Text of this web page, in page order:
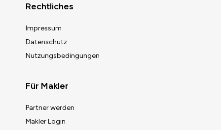
Rechtliches
Impressum
Datenschutz
Nutzungsbedingungen
Für Makler
Partner werden
Makler Login